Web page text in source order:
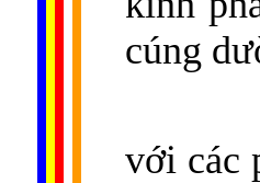
cúng
với các